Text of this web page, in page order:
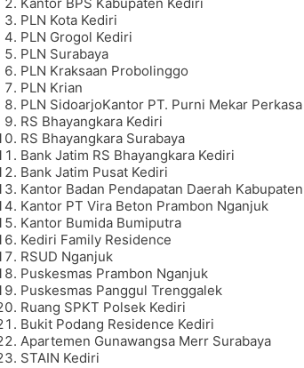
PLN Kota Kediri
PLN Grogol Kediri
PLN Surabaya
PLN Kraksaan Probolinggo
PLN Krian
PLN SidoarjoKantor PT. Purni Mekar
RS Bhayangkara Kediri
RS Bhayangkara Surabaya
Bank Jatim RS Bhayangkara Kediri
Bank Jatim Pusat Kediri
Kantor Badan Pendapatan Daerah
Kantor PT Vira Beton Prambon Nganjuk
Kantor Bumida Bumiputra
Kediri Family Residence
RSUD Nganjuk
Puskesmas Prambon Nganjuk
Puskesmas Panggul Trenggalek
Ruang SPKT Polsek Kediri
Bukit Podang Residence Kediri
Apartemen Gunawangsa Merr Surabaya
STAIN Kediri